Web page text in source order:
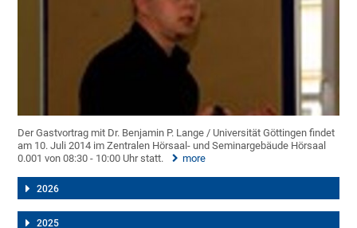
Der Gastvortrag mit Dr. Benjamin P. Lange / Universität Göttingen findet
am 10. Juli 2014 im Zentralen Hörsaal- und Seminargebäude Hörsaal
0.001 von 08:30 - 10:00 Uhr statt.
more
2026
2025